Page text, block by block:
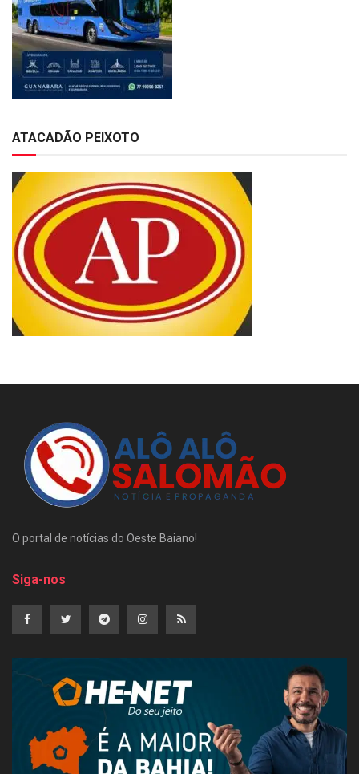
ATACADÃO PEIXOTO
O portal de notícias do Oeste Baiano!
Siga-nos